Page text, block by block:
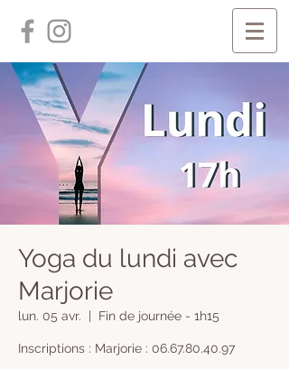
Yoga du lundi avec
Marjorie
lun. 05 avr. Fin de journée - 1h15
Inscriptions : Marjorie : 06.67.80.40.97